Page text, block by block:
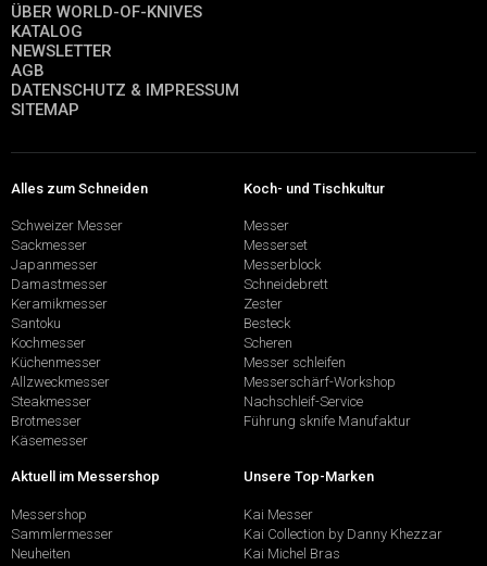
ÜBER WORLD-OF-KNIVES
KATALOG
NEWSLETTER
AGB
DATENSCHUTZ & IMPRESSUM
SITEMAP
Alles zum Schneiden
Schweizer Messer
Sackmesser
Japanmesser
Damastmesser
Keramikmesser
Santoku
Kochmesser
Küchenmesser
Allzweckmesser
Steakmesser
Brotmesser
Käsemesser
Koch- und Tischkultur
Messer
Messerset
Messerblock
Schneidebrett
Zester
Besteck
Scheren
Messer schleifen
Messerschärf-Workshop
Nachschleif-Service
Führung sknife Manufaktur
Aktuell im Messershop
Messershop
Sammlermesser
Neuheiten
Unsere Top-Marken
Kai Messer
Kai Collection by Danny Khezzar
Kai Michel Bras